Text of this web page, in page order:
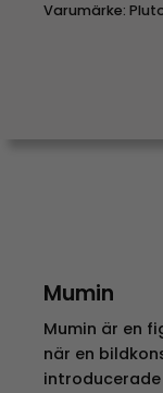
Varumärke:
Mumin
Mumin är en
när en
introducerade